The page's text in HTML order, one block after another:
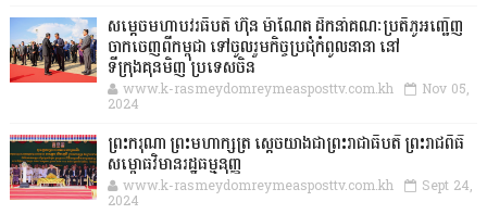
សម្តេចមហាបវរធិបតី ហ៊ុន ម៉ាណែត ដឹកនាំគណៈប្រតិភូអញ្ជើញ
ចាកចេញពីកម្ពុជា ទៅចូលរួមកិច្ចប្រជុំកំពូលនានា នៅ
ទីក្រុងគុនមិញ ប្រទេសចិន
www.k-rasmeydomreymeasposttv.com.kh Nov 05,
2024
ព្រះករុណា ព្រះមហាក្សត្រ ស្តេចយាងជាព្រះរាជាធិបតី ព្រះរាជពិធី
សម្ពោធវិមានរដ្ឋធម្មនុញ្ញ
www.k-rasmeydomreymeasposttv.com.kh Sept 24,
2024